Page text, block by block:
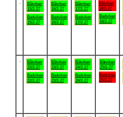
Båtviken
15/2-27
Badviken
15/2-27
Båtviken
16/2-27
Badviken
16/2-27
Båtviken
17/2-27
Badviken
17/2-27
Båtviken
18/2-27
Badviken
18/2-27
Båtviken
22/2-27
Badviken
22/2-27
Båtviken
23/2-27
Badviken
23/2-27
Båtviken
24/2-27
Badviken
24/2-27
Båtviken
25/2-27
Badviken
25/2-27